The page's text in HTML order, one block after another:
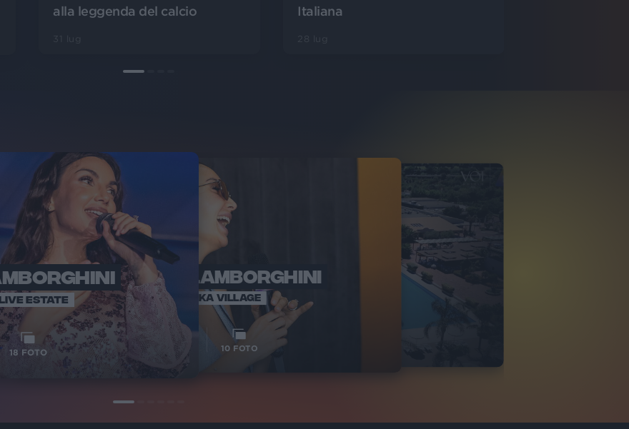
alla leggenda del calcio
Italiana
ESTATE
18 FOTO
ELETTRA LAMBORGHINI
VOI TANKA VILLAGE
10 FOTO
RADIO ITALIA
VOI TANKA VILLAGE